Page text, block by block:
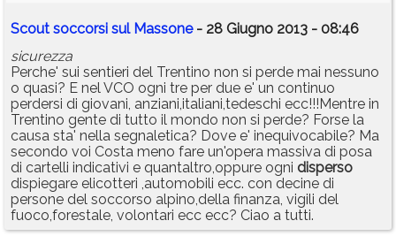
Scout soccorsi sul Massone- 28 Giugno 2013 - 08:46
sicurezza
Perche' sui sentieri del Trentino non si perde mai nessuno
o quasi? E nel VCO ogni tre per due e' un continuo
perdersi di giovani, anziani,italiani,tedeschi ecc!!!Mentre in
Trentino gente di tutto il mondo non si perde? Forse la
causa sta' nella segnaletica? Dove e' inequivocabile? Ma
secondo voi Costa meno fare un'opera massiva di posa
di cartelli indicativi e quantaltro,oppure ogni disperso
dispiegare elicotteri ,automobili ecc. con decine di
persone del soccorso alpino,della finanza, vigili del
fuoco,forestale, volontari ecc ecc? Ciao a tutti.